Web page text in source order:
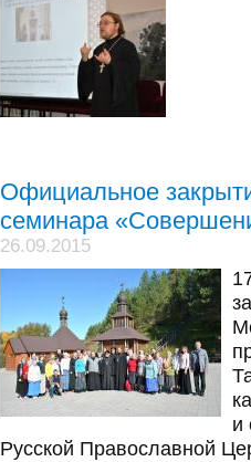
Официальное
семинара
26.09.2015
и
Русской Православной